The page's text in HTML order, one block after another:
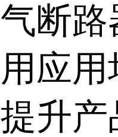
气断
用应
提升产